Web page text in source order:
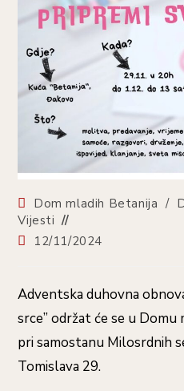
Dom mladih Betanija /
Vijesti
12/11/2024
Adventska duhovna
srce” održat će se u
pri samostanu Milosrdnih
Tomislava 29.